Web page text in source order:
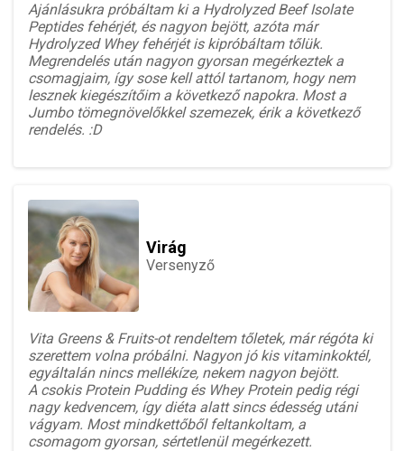
Ajánlásukra próbáltam ki a Hydrolyzed Beef Isolate
Peptides fehérjét, és nagyon bejött, azóta már
Hydrolyzed Whey fehérjét is kipróbáltam tőlük.
Megrendelés után nagyon gyorsan megérkeztek a
csomagjaim, így sose kell attól tartanom, hogy nem
lesznek kiegészítőim a következő napokra. Most a
Jumbo tömegnövelőkkel szemezek, érik a következő
rendelés. :D
Virág
Versenyző
Vita Greens & Fruits-ot rendeltem tőletek, már régóta ki
szerettem volna próbálni. Nagyon jó kis vitaminkoktél,
egyáltalán nincs mellékíze, nekem nagyon bejött.
A csokis Protein Pudding és Whey Protein pedig régi
nagy kedvencem, így diéta alatt sincs édesség utáni
vágyam. Most mindkettőből feltankoltam, a
csomagom gyorsan, sértetlenül megérkezett.